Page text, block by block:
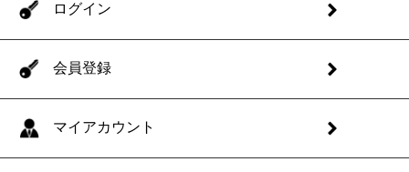
ログイン
会員登録
マイアカウント